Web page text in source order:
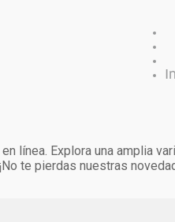
línea. Explora una amplia
te pierdas nuestras